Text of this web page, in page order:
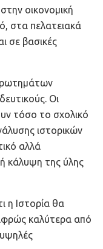
οικονομική
στα πελατειακά
σε βασικές
Οι
τόσο το σχολικό
ιστορικών
αλλά
κάλυψη της ύλης
η Ιστορία θα
καλύτερα από